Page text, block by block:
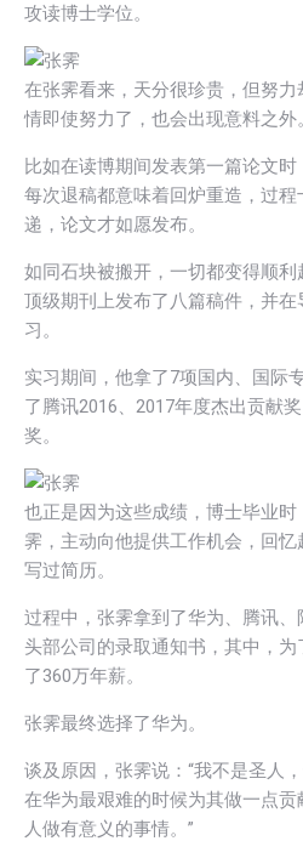
攻读博士学位。
在张霁看来，天分很珍贵，但努
情即使努力了，也会出现意料之外。
比如在读博期间发表第一篇论文时
每次退稿都意味着回炉重造，过
递，论文才如愿发布。
如同石块被搬开，一切都变得顺
顶级期刊上发布了八篇稿件，并
习。
实习期间，他拿了7项国内、国际
了腾讯2016、2017年度杰出贡献
奖。
也正是因为这些成绩，博士毕业
霁，主动向他提供工作机会，回
写过简历。
过程中，张霁拿到了华为、腾讯
头部公司的录取通知书，其中，
了360万年薪。
张霁最终选择了华为。
谈及原因，张霁说：“我不是圣人
在华为最艰难的时候为其做一点
人做有意义的事情。”